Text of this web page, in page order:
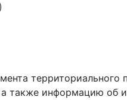
территориального
также информацию об